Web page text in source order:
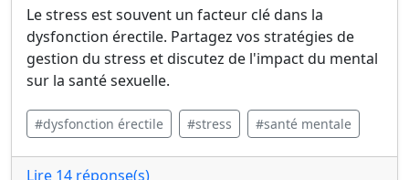
Le stress est souvent un facteur clé dans la
dysfonction érectile. Partagez vos stratégies de
gestion du stress et discutez de l'impact du mental
sur la santé sexuelle.
#dysfonction érectile #stress #santé mentale
Lire 14 réponse(s)